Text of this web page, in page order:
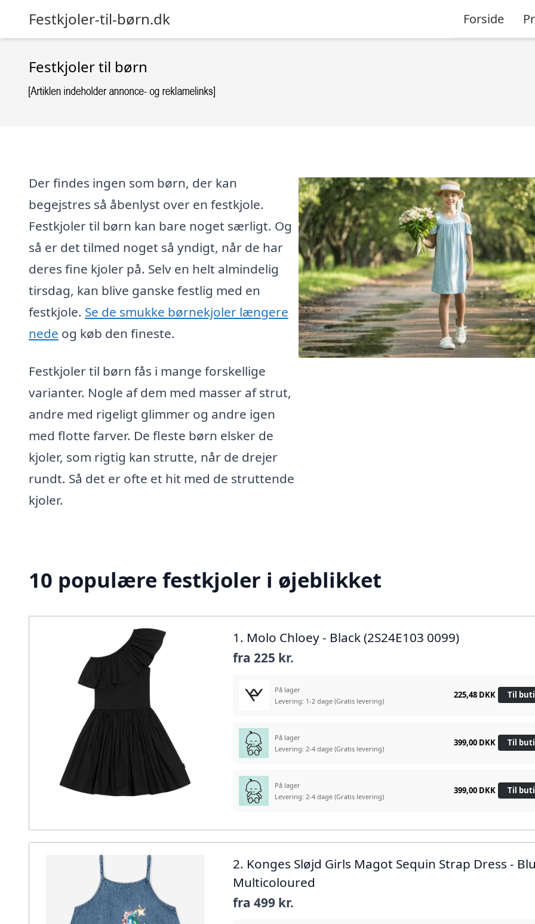
Festkjoler-til-børn.dk Forside
Festkjoler til børn
Der findes ingen som børn, der kan
begejstres så åbenlyst over en festkjole.
Festkjoler til børn kan bare noget særligt. Og
så er det tilmed noget så yndigt, når de har
deres fine kjoler på. Selv en helt almindelig
tirsdag, kan blive ganske festlig med en
festkjole. Se de smukke børnekjoler længere
nede og køb den fineste.
Festkjoler til børn fås i mange forskellige
varianter. Nogle af dem med masser af strut,
andre med rigeligt glimmer og andre igen
med flotte farver. De fleste børn elsker de
kjoler, som rigtig kan strutte, når de drejer
rundt. Så det er ofte et hit med de struttende
kjoler.
10 populære festkjoler i øjeblikket
1. Molo Chloey - Black (2S24E103 0099)
fra225 kr.
På lager
Levering: 1-2 dage(Gratis levering)
225,48 DKK Til
På lager
Levering: 2-4 dage(Gratis levering)
399,00 DKK Til
På lager
Levering: 2-4 dage(Gratis levering)
399,00 DKK Til
2. Konges Sløjd Girls Magot Sequin Strap Dress -
Multicoloured
fra499 kr.